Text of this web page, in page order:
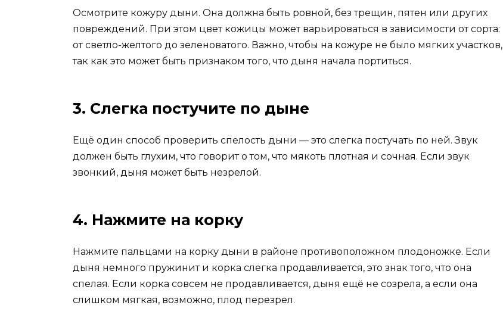
Осмотрите кожуру дыни. Она должна быть ровной, без трещин, пятен или других
повреждений. При этом цвет кожицы может варьироваться в зависимости от сорта:
от светло-желтого до зеленоватого. Важно, чтобы на кожуре не было мягких участков,
так как это может быть признаком того, что дыня начала портиться.
3. Слегка постучите по дыне
Ещё один способ проверить спелость дыни — это слегка постучать по ней. Звук
должен быть глухим, что говорит о том, что мякоть плотная и сочная. Если звук
звонкий, дыня может быть незрелой.
4. Нажмите на корку
Нажмите пальцами на корку дыни в районе противоположном плодоножке. Если
дыня немного пружинит и корка слегка продавливается, это знак того, что она
спелая. Если корка совсем не продавливается, дыня ещё не созрела, а если она
слишком мягкая, возможно, плод перезрел.